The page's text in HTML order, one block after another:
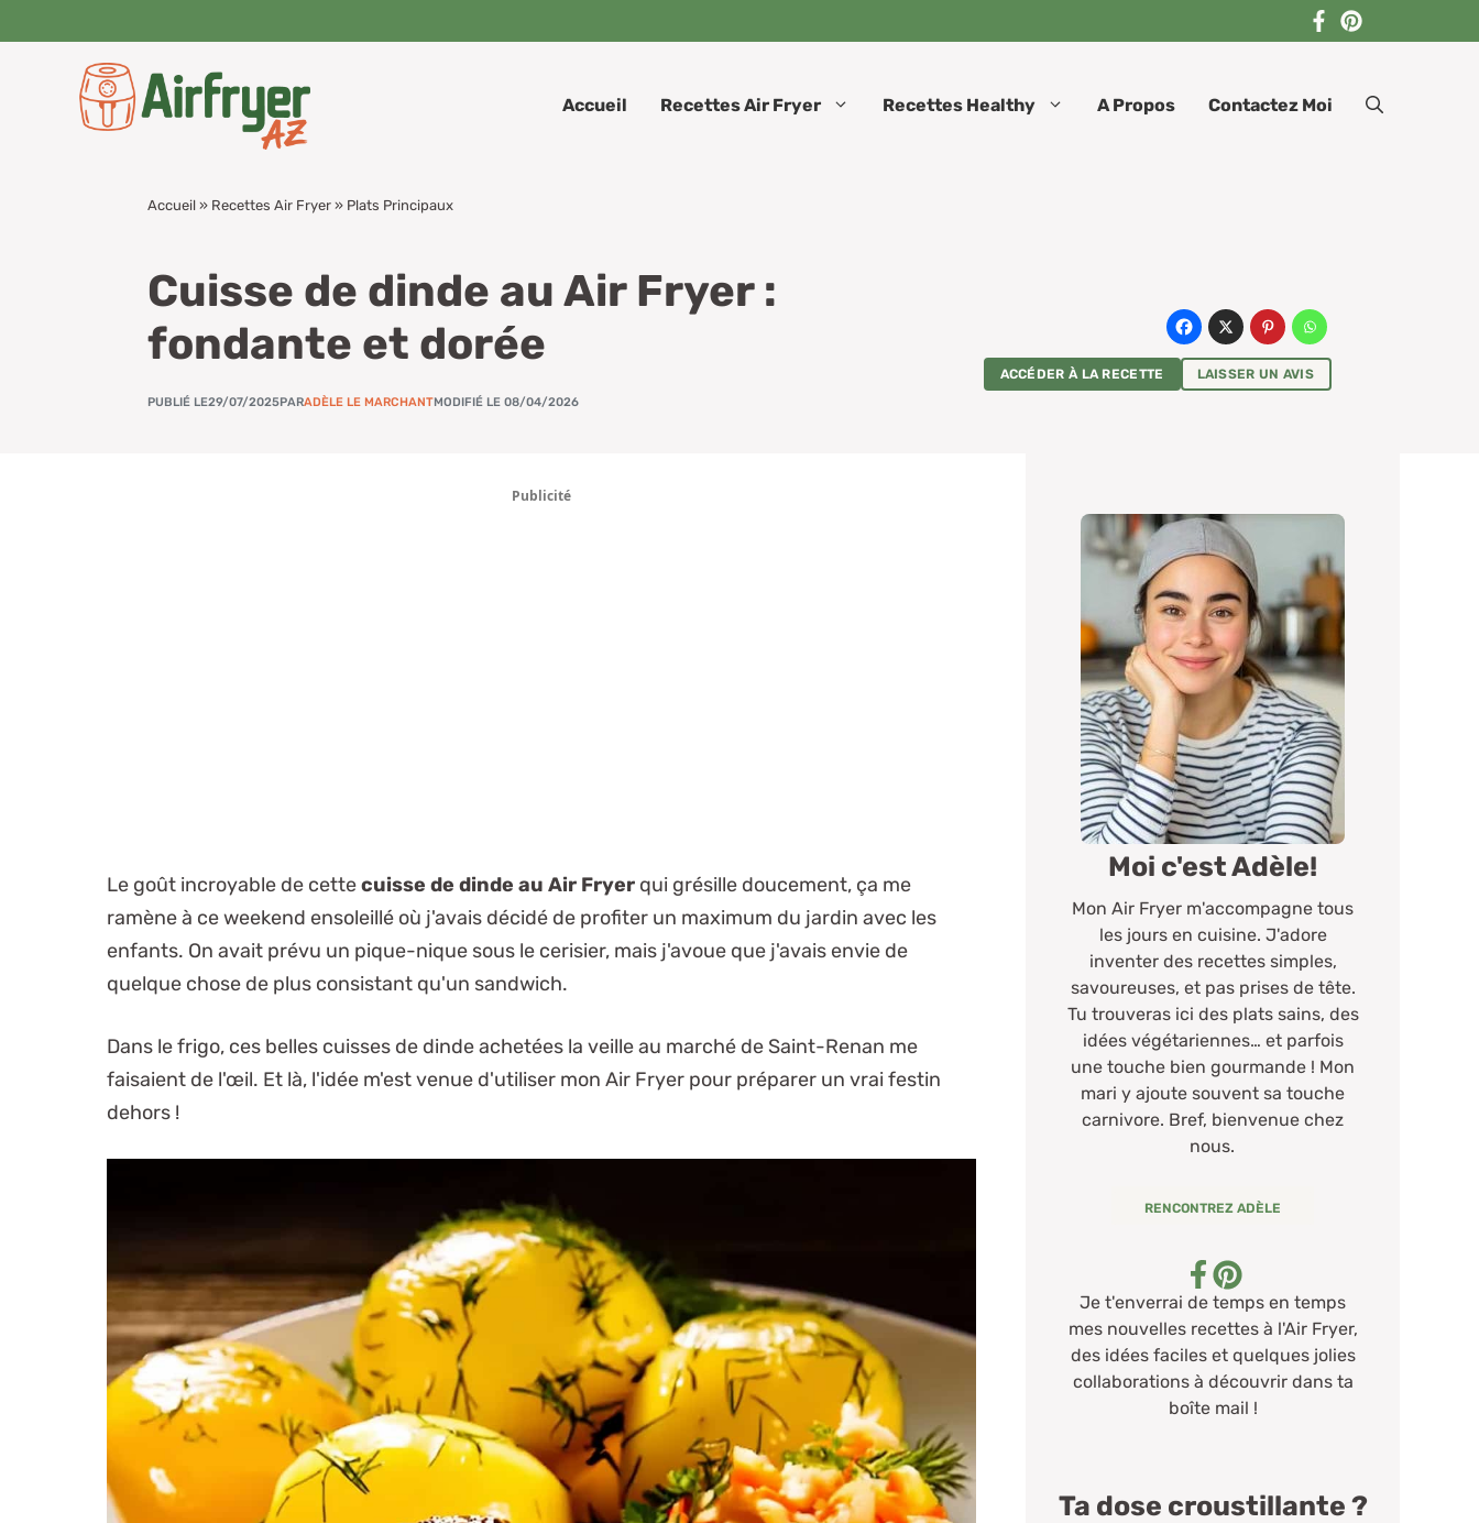
au
Accueil Recettes Air Fryer Recettes Healthy A Propos Contactez Moi
Accueil » Recettes Air Fryer » Plats Principaux
Cuisse de dinde au Air Fryer :
fondante et dorée
PUBLIÉ LE29/07/2025PARADÈLE LE MARCHANTMODIFIÉ LE 08/04/2026
ACCÉDER À LA RECETTE LAISSER UN AVIS
Publicité
Le goût incroyable de cettecuisse de dinde au Air Fryer qui grésille doucement, ça me
ramène à ce weekend ensoleillé où j'avais décidé de profiter un maximum du jardin avec les
enfants. On avait prévu un pique-nique sous le cerisier, mais j'avoue que j'avais envie de
quelque chose de plus consistant qu'un sandwich.
Dans le frigo, ces belles cuisses de dinde achetées la veille au marché de Saint-Renan me
faisaient de l'œil. Et là, l'idée m'est venue d'utiliser mon Air Fryer pour préparer un vrai festin
dehors !
Moi c'est Adèle!
Mon Air Fryer m'accompagne tous
les jours en cuisine. J'adore
inventer des recettes simples,
savoureuses, et pas prises de tête.
Tu trouveras ici des plats sains, des
idées végétariennes… et parfois
une touche bien gourmande ! Mon
mari y ajoute souvent sa touche
carnivore. Bref, bienvenue chez
nous.
RENCONTREZ ADÈLE
Je t'enverrai de temps en temps
mes nouvelles recettes à l'Air Fryer,
des idées faciles et quelques jolies
collaborations à découvrir dans ta
boîte mail !
Ta dose croustillante ?